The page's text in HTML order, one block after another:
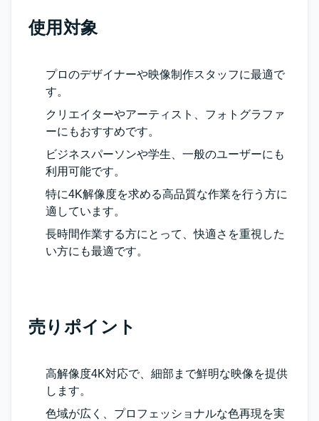
使用対象
プロのデザイナーや映像制作スタッフに最適で
す。
クリエイターやアーティスト、フォトグラファ
ーにもおすすめです。
ビジネスパーソンや学生、一般のユーザーにも
利用可能です。
特に4K解像度を求める高品質な作業を行う方に
適しています。
長時間作業する方にとって、快適さを重視した
い方にも最適です。
売りポイント
高解像度4K対応で、細部まで鮮明な映像を提供
します。
色域が広く、プロフェッショナルな色再現を実